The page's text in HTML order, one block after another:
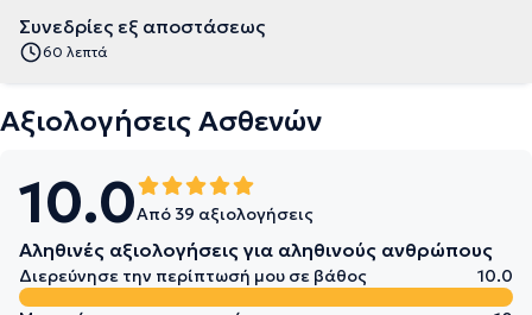
Συνεδρίες εξ αποστάσεως
60 λεπτά
Αξιολογήσεις Ασθενών
10.0Από 39 αξιολογήσεις
Αληθινές αξιολογήσεις για αληθινούς ανθρώπους
Διερεύνησε την περίπτωσή μου σε βάθος
10.0